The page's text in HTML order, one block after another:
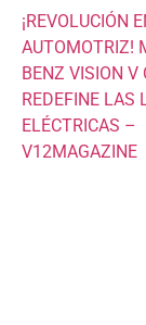
¡REVOLUCIÓN
AUTOMOTRIZ!
BENZ VISION V
REDEFINE LAS
ELÉCTRICAS –
V12MAGAZINE